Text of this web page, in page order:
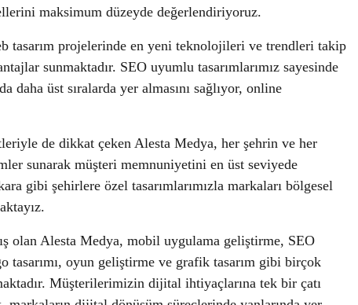
maksimum düzeyde değerlendiriyoruz.
tasarım projelerinde en yeni teknolojileri ve trendleri takip
sunmaktadır. SEO uyumlu tasarımlarımız sayesinde
daha üst sıralarda yer almasını sağlıyor, online
de dikkat çeken Alesta Medya, her şehrin ve her
sunarak müşteri memnuniyetini en üst seviyede
gibi şehirlere özel tasarımlarımızla markaları bölgesel
olan Alesta Medya, mobil uygulama geliştirme, SEO
tasarımı, oyun geliştirme ve grafik tasarım gibi birçok
Müşterilerimizin dijital ihtiyaçlarına tek bir çatı